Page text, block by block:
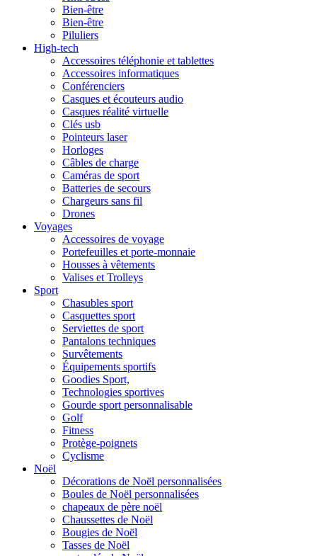
Bien-être
Bien-être
Piluliers
High-tech
Accessoires téléphonie et tablettes
Accessoires informatiques
Conférenciers
Casques et écouteurs audio
Casques réalité virtuelle
Clés usb
Pointeurs laser
Horloges
Câbles de charge
Caméras de sport
Batteries de secours
Chargeurs sans fil
Drones
Voyages
Accessoires de voyage
Portefeuilles et porte-monnaie
Housses à vêtements
Valises et Trolleys
Sport
Chasubles sport
Casquettes sport
Serviettes de sport
Pantalons techniques
Survêtements
Équipements sportifs
Goodies Sport,
Technologies sportives
Gourde sport personnalisable
Golf
Fitness
Protège-poignets
Cyclisme
Noël
Décorations de Noël personnalisées
Boules de Noël personnalisées
chapeaux de père noël
Chaussettes de Noël
Bougies de Noël
Tasses de Noël